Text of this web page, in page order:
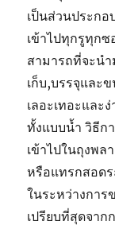
เป็นส่วนประก
เข้าไปทุกรูทุก
สามารถที่จะนำ
เก็บ,บรรจุและ
เลอะเทอะและ
ทั้งแบบน้ำ วิธีก
เข้าไปในถุงพ
หรือแทรกสอด
ในระหว่างการ
เปรียบที่สุดจาก